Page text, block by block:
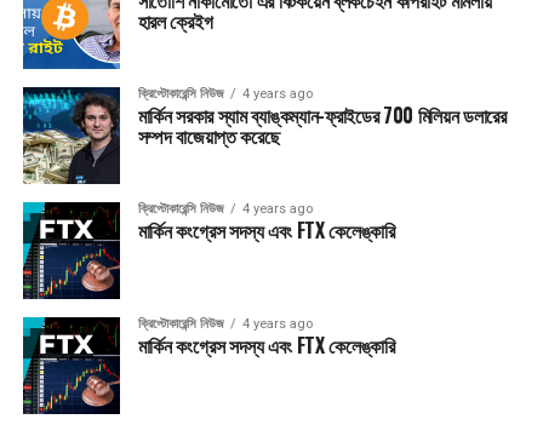
হারল ক্রেইগ
ক্রিপ্টোকারেন্সি নিউজ 4 years ago
মার্কিন সরকার স্যাম ব্যাঙ্কম্যান-ফ্রাইডের 700 মিলিয়ন ডলারের
সম্পদ বাজেয়াপ্ত করেছে
ক্রিপ্টোকারেন্সি নিউজ 4 years ago
মার্কিন কংগ্রেস সদস্য এবং FTX কেলেঙ্কারি
ক্রিপ্টোকারেন্সি নিউজ 4 years ago
মার্কিন কংগ্রেস সদস্য এবং FTX কেলেঙ্কারি